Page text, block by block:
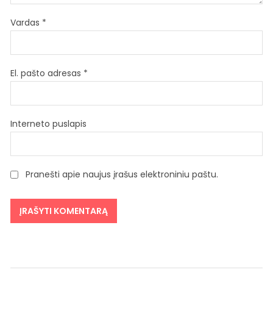
Vardas *
El. pašto adresas *
Interneto puslapis
Pranešti apie naujus įrašus elektroniniu paštu.